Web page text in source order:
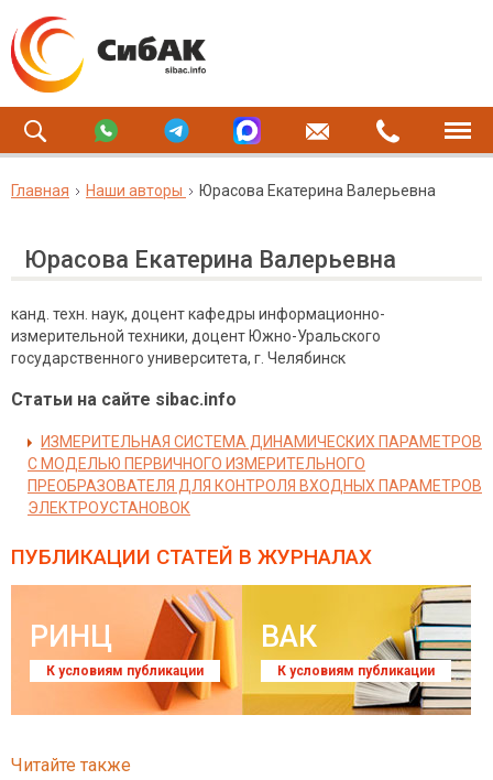
Главная Наши авторы Юрасова Екатерина Валерьевна
Юрасова Екатерина Валерьевна
канд. техн. наук, доцент кафедры информационно-
измерительной техники, доцент Южно-Уральского
государственного университета, г. Челябинск
Статьи на сайте sibac.info
ИЗМЕРИТЕЛЬНАЯ СИСТЕМА ДИНАМИЧЕСКИХ ПАРАМЕТРОВ
С МОДЕЛЬЮ ПЕРВИЧНОГО ИЗМЕРИТЕЛЬНОГО
ПРЕОБРАЗОВАТЕЛЯ ДЛЯ КОНТРОЛЯ ВХОДНЫХ ПАРАМЕТРОВ
ЭЛЕКТРОУСТАНОВОК
ПУБЛИКАЦИИ СТАТЕЙ В ЖУРНАЛАХ
РИНЦ
К условиям публикации
ВАК
К условиям публикации
Читайте также